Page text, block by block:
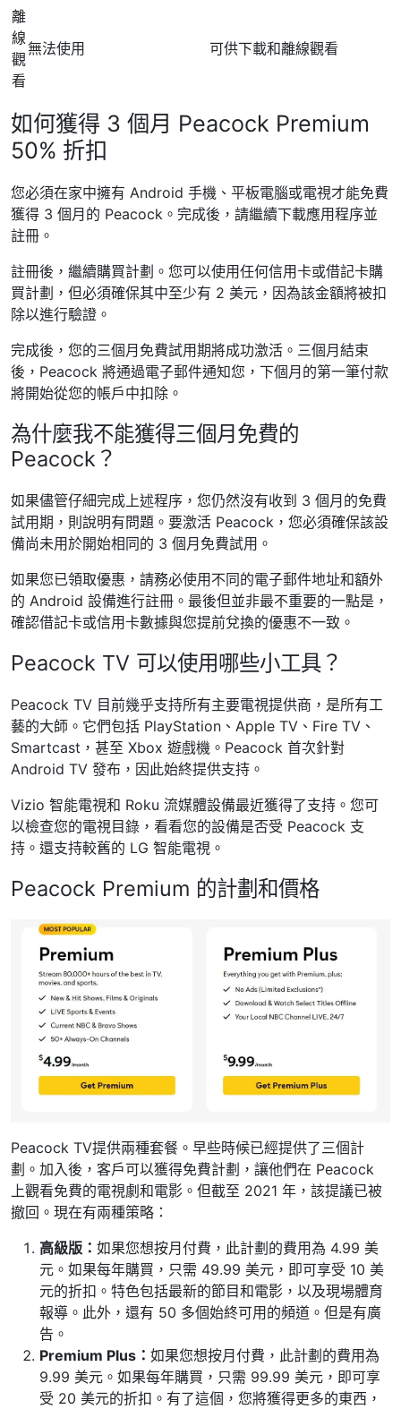
離
線
觀
看
無法使用 可供下載和離線觀看
如何獲得 3 個月 Peacock Premium
50% 折扣
您必須在家中擁有 Android 手機、平板電腦或電視才能免費
獲得 3 個月的 Peacock。完成後，請繼續下載應用程序並
註冊。
註冊後，繼續購買計劃。您可以使用任何信用卡或借記卡購
買計劃，但必須確保其中至少有 2 美元，因為該金額將被扣
除以進行驗證。
完成後，您的三個月免費試用期將成功激活。三個月結束
後，Peacock 將通過電子郵件通知您，下個月的第一筆付款
將開始從您的帳戶中扣除。
為什麼我不能獲得三個月免費的
Peacock？
如果儘管仔細完成上述程序，您仍然沒有收到 3 個月的免費
試用期，則說明有問題。要激活 Peacock，您必須確保該設
備尚未用於開始相同的 3 個月免費試用。
如果您已領取優惠，請務必使用不同的電子郵件地址和額外
的 Android 設備進行註冊。最後但並非最不重要的一點是，
確認借記卡或信用卡數據與您提前兌換的優惠不一致。
Peacock TV 可以使用哪些小工具？
Peacock TV 目前幾乎支持所有主要電視提供商，是所有工
藝的大師。它們包括 PlayStation、Apple TV、Fire TV、
Smartcast，甚至 Xbox 遊戲機。Peacock 首次針對
Android TV 發布，因此始終提供支持。
Vizio 智能電視和 Roku 流媒體設備最近獲得了支持。您可
以檢查您的電視目錄，看看您的設備是否受 Peacock 支
持。還支持較舊的 LG 智能電視。
Peacock Premium 的計劃和價格
Peacock TV提供兩種套餐。早些時候已經提供了三個計
劃。加入後，客戶可以獲得免費計劃，讓他們在 Peacock
上觀看免費的電視劇和電影。但截至 2021 年，該提議已被
撤回。現在有兩種策略：
高級版： 如果您想按月付費，此計劃的費用為 4.99 美
元。如果每年購買，只需 49.99 美元，即可享受 10 美
元的折扣。特色包括最新的節目和電影，以及現場體育
報導。此外，還有 50 多個始終可用的頻道。但是有廣
告。
Premium Plus： 如果您想按月付費，此計劃的費用為
9.99 美元。如果每年購買，只需 99.99 美元，即可享
受 20 美元的折扣。有了這個，您將獲得更多的東西，